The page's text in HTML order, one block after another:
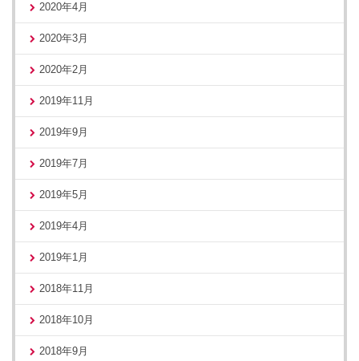
2020年4月
2020年3月
2020年2月
2019年11月
2019年9月
2019年7月
2019年5月
2019年4月
2019年1月
2018年11月
2018年10月
2018年9月